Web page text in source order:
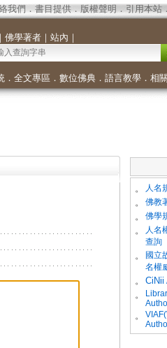
我們 ． 書目提供． 版權聲明 ． 引用本站．
｜ 佛學著者｜ 站內 ｜
． 全文專區 ． 數位佛典． 語言教學． 相
。 人名
。 佛教
。 佛學
。
人名
查詢
。
國立
名權
。
CiNii
。
。